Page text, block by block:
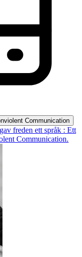
Communication
freden ett språk : Ett
Communication.